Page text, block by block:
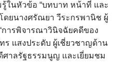
ในหัวข้อ “บทบาท หน้าที่ และ
ดยนางศรัณยา วีระกรพานิช ผู้
ารพิจารณาวินิจฉัยคดีของ
ร แสงประดับ ผู้เชี่ยวชาญด้าน
าลรัฐธรรมนูญ และเยี่ยมชม